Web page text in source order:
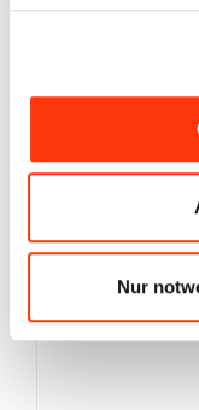
Nur
Away
In den Warenkorb